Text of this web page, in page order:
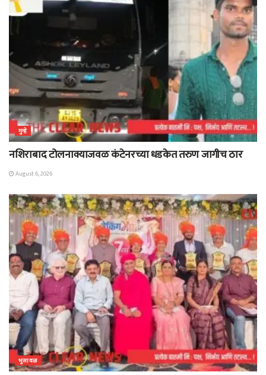
गुन्हे
नशिराबाद टोलनाक्याजवळ कंटेनरच्या धडकेत तरुण जागीच ठार
August 6, 2026
भुसावळ